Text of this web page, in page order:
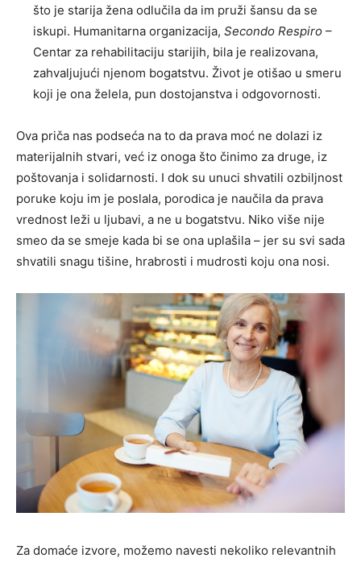
što je starija žena odlučila da im pruži šansu da se
iskupi. Humanitarna organizacija, Secondo Respiro –
Centar za rehabilitaciju starijih, bila je realizovana,
zahvaljujući njenom bogatstvu. Život je otišao u smeru
koji je ona želela, pun dostojanstva i odgovornosti.
Ova priča nas podseća na to da prava moć ne dolazi iz
materijalnih stvari, već iz onoga što činimo za druge, iz
poštovanja i solidarnosti. I dok su unuci shvatili ozbiljnost
poruke koju im je poslala, porodica je naučila da prava
vrednost leži u ljubavi, a ne u bogatstvu. Niko više nije
smeo da se smeje kada bi se ona uplašila – jer su svi sada
shvatili snagu tišine, hrabrosti i mudrosti koju ona nosi.
Za domaće izvore, možemo navesti nekoliko relevantnih